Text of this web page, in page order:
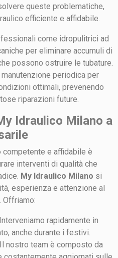
queste problematiche,
efficiente e affidabile.
come idropulitrici ad
per eliminare accumuli di
possono ostruire le tubature.
periodica per
ottimali, prevenendo
riparazioni future.
Idraulico Milano a
competente e affidabile è
interventi di qualità che
My Idraulico Milano si
esperienza e attenzione al
Offriamo:
rapidamente in
anche durante i festivi.
nostro team è composto da